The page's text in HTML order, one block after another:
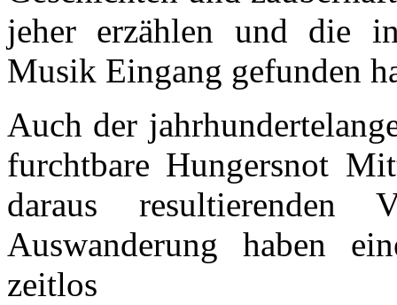
jeher erzählen und die
Musik Eingang gefunden
Auch der
furchtbare Hungersnot
daraus resultierenden
Auswanderung haben
zeitlos